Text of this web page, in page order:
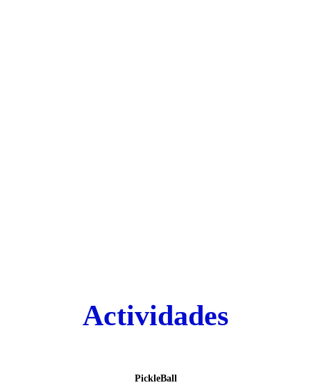
Actividades
PickleBall